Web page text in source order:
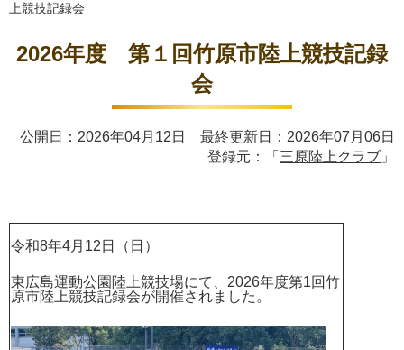
上競技記録会
2026年度 第１回竹原市陸上競技記録
会
公開日：2026年04月12日 最終更新日：2026年07月06日
登録元：「 三原陸上クラブ 」
令和8年4月12日（日）
東広島運動公園陸上競技場にて、2026年度第1回竹
原市陸上競技記録会が開催されました。